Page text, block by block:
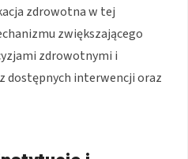
zdrowotna w tej
zwiększającego
zdrowotnymi i
dostępnych interwencji oraz